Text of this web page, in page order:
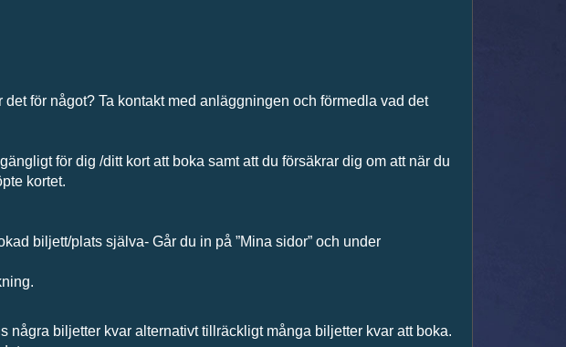
för något? Ta kontakt med anläggningen och förmedla vad det
för dig /ditt kort att boka samt att du försäkrar dig om att när du
kortet.
biljett/plats själva- Går du in på ”Mina sidor” och under
biljetter kvar alternativt tillräckligt många biljetter kvar att boka.